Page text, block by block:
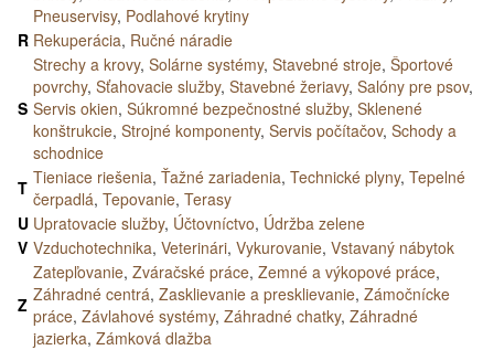
Pneuservisy, Podlahové krytiny
R Rekuperácia, Ručné náradie
S
Strechy a krovy, Solárne systémy, Stavebné stroje, Športové
povrchy, Sťahovacie služby, Stavebné žeriavy, Salóny pre psov,
Servis okien, Súkromné bezpečnostné služby, Sklenené
konštrukcie, Strojné komponenty, Servis počítačov, Schody a
schodnice
T Tieniace riešenia, Ťažné zariadenia, Technické plyny, Tepelné
čerpadlá, Tepovanie, Terasy
U Upratovacie služby, Účtovníctvo, Údržba zelene
V Vzduchotechnika, Veterinári, Vykurovanie, Vstavaný nábytok
Z
Zatepľovanie, Zváračské práce, Zemné a výkopové práce,
Záhradné centrá, Zasklievanie a presklievanie, Zámočnícke
práce, Závlahové systémy, Záhradné chatky, Záhradné
jazierka, Zámková dlažba